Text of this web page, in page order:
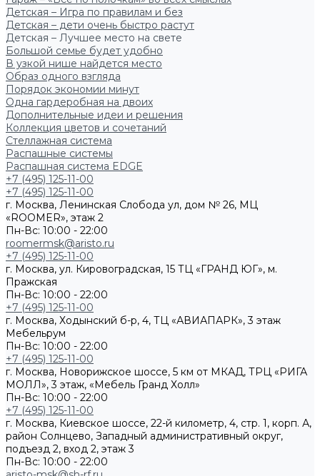
Детская – Игра по правилам и без
Детская – дети очень быстро растут
Детская – Лучшее место на свете
Большой семье будет удобно
В узкой нише найдется место
Образ одного взгляда
Порядок экономии минут
Одна гардеробная на двоих
Дополнительные идеи и решения
Коллекция цветов и сочетаний
Стеллажная система
Распашные системы
Распашная система EDGE
+7 (495) 125-11-00
+7 (495) 125-11-00
г. Москва, Ленинская Слобода ул, дом № 26, МЦ
«ROOMER», этаж 2
Пн-Вс: 10:00 - 22:00
roomermsk@aristo.ru
+7 (495) 125-11-00
г. Москва, ул. Кировоградская, 15 ТЦ «ГРАНД ЮГ», м.
Пражская
Пн-Вс: 10:00 - 22:00
+7 (495) 125-11-00
г. Москва, Ходынский б-р, 4, ТЦ «АВИАПАРК», 3 этаж
Мебельрум
Пн-Вс: 10:00 - 22:00
+7 (495) 125-11-00
г. Москва, Новорижское шоссе, 5 км от МКАД, ТРЦ «РИГА
МОЛЛ», 3 этаж, «Мебель Гранд Холл»
Пн-Вс: 10:00 - 22:00
+7 (495) 125-11-00
г. Москва, Киевское шоссе, 22-й километр, 4, стр. 1, корп. А,
район Солнцево, Западный административный округ,
подъезд 2, вход 2, этаж 3
Пн-Вс: 10:00 - 22:00